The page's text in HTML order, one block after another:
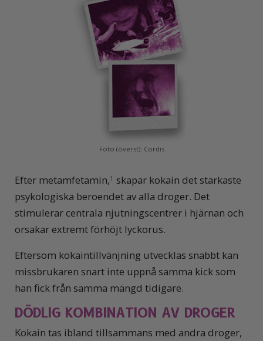
Foto (överst): Cordis
Efter metamfetamin,1 skapar kokain det starkaste
psykologiska beroendet av alla droger. Det
stimulerar centrala njutningscentrer i hjärnan och
orsakar extremt förhöjt lyckorus.
Eftersom kokaintillvänjning utvecklas snabbt kan
missbrukaren snart inte uppnå samma kick som
han fick från samma mängd tidigare.
DÖDLIG KOMBINATION AV DROGER
Kokain tas ibland tillsammans med andra droger,